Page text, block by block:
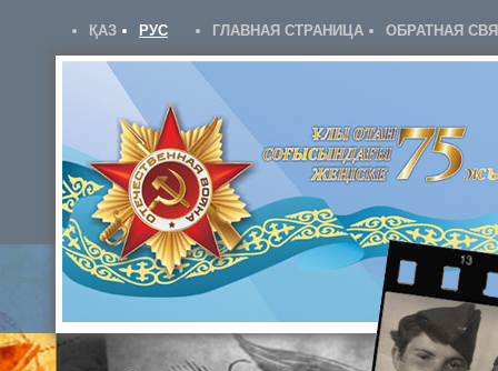
ҚАЗ РУС ГЛАВНАЯ СТРАНИЦА ОБРАТНАЯ